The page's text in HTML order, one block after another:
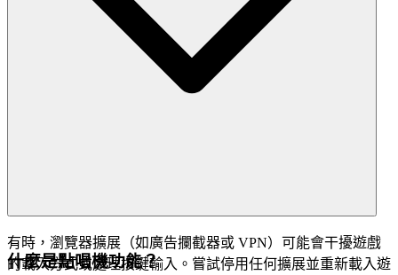
有時，瀏覽器擴展（如廣告攔截器或 VPN）可能會干擾遊戲
的載入方式或處理按鍵輸入。嘗試停用任何擴展並重新載入遊
什麼是點唱機功能？